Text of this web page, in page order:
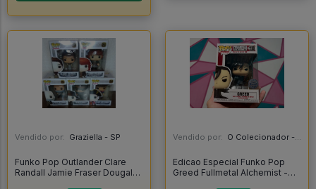
Vendido por: Graziella - SP
Funko Pop Outlander Clare
Randall Jamie Fraser Dougal
Vendido por: O Colecionador - SP
Edicao Especial Funko Pop
Greed Fullmetal Alchemist -